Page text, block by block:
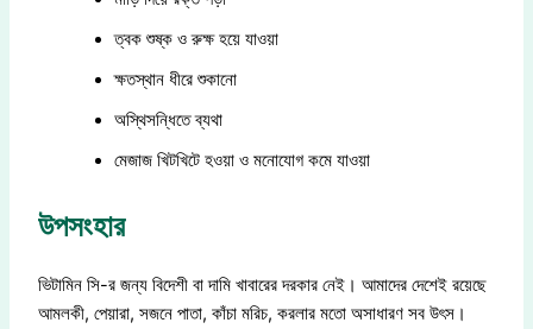
ত্বক শুষ্ক ও রুক্ষ হয়ে যাওয়া
ক্ষতস্থান ধীরে শুকানো
অস্থিসন্ধিতে ব্যথা
মেজাজ খিটখিটে হওয়া ও মনোযোগ কমে যাওয়া
উপসংহার
ভিটামিন সি-র জন্য বিদেশী বা দামি খাবারের দরকার নেই। আমাদের দেশেই রয়েছে
আমলকী, পেয়ারা, সজনে পাতা, কাঁচা মরিচ, করলার মতো অসাধারণ সব উৎস।